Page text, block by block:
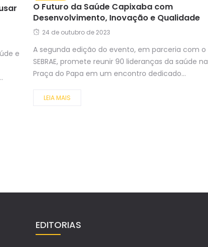
e
O Futuro da Saúde Capixaba com
Desenvolvimento, Inovação e Qualidade
24 de outubro de 2023
A segunda edição do evento, em parceria com o
SEBRAE, promete reunir 90 lideranças da saúde na
Praça do Papa em um encontro dedicado...
LEIA MAIS
EDITORIAS